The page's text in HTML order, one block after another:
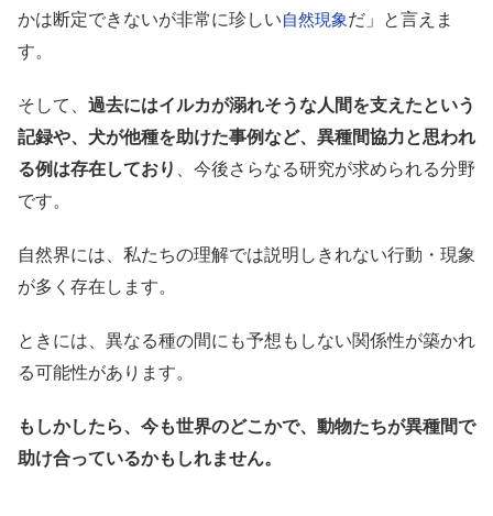
かは断定できないが非常に珍しい自然現象だ」と言えま
す。
そして、 過去にはイルカが溺れそうな人間を支えたという
記録や、犬が他種を助けた事例など、異種間協力と思われ
る例は存在しており
、今後さらなる研究が求められる分野
です。
自然界には、私たちの理解では説明しきれない行動・現象
が多く存在します。
ときには、異なる種の間にも予想もしない関係性が築かれ
る可能性があります。
もしかしたら、今も世界のどこかで、動物たちが異種間で
助け合っているかもしれません。